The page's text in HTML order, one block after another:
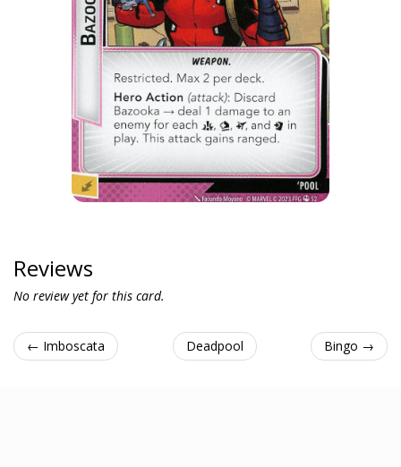
Reviews
No review yet for this card.
← Imboscata Deadpool Bingo →